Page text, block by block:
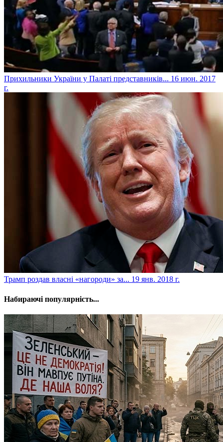
​Прихильники України у Палаті представників... 16 июн. 2017
г.
​Трамп роздав власні «нагороди» за... 19 янв. 2018 г.
Набираючі популярність...